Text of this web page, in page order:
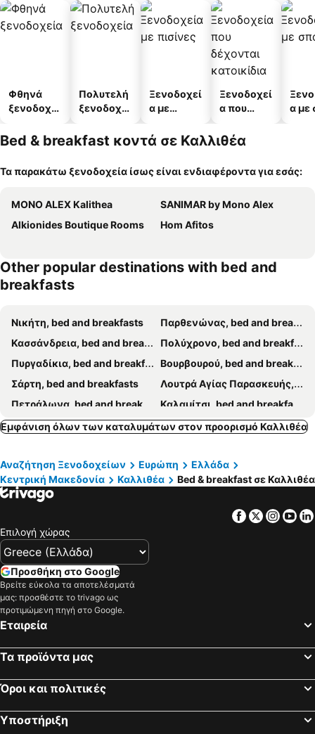
Φθηνά
ξενοδοχεί
Πολυτελή
ξενοδοχεί
Ξενοδοχεί
α με
Ξενοδοχεί
α που
κατοικίδι
α
α με
Bed & breakfast κοντά σε Καλλιθέα
Τα παρακάτω ξενοδοχεία ίσως είναι ενδιαφέροντα για εσάς:
MONO ALEX Kalithea
SANIMAR by Mono Alex
Alkionides Boutique Rooms
Hom Afitos
Other popular destinations with bed and
breakfasts
Νικήτη, bed and breakfasts
Παρθενώνας, bed and breakfasts
Κασσάνδρεια, bed and breakfasts
Πολύχρονο, bed and breakfasts
Πυργαδίκια, bed and breakfasts
Βουρβουρού, bed and breakfasts
Σάρτη, bed and breakfasts
Λουτρά Αγίας Παρασκευής, bed and breakfasts
Πετράλωνα, bed and breakfasts
Καλαμίτσι, bed and breakfasts
Τορώνη, bed and breakfasts
Άφυτος, bed and breakfasts
Πευκοχώρι, bed and breakfasts
Πολύγυρος, bed and breakfasts
Άγιος Ιωάννης Σιθωνίας, bed and breakfasts
Νέα Καλλικράτεια, bed and breakfasts
Εμφάνιση όλων των καταλυμάτων στον προορισμό Καλλιθέα
Αναζήτηση Ξενοδοχείων Ευρώπη
Ελλάδα
Κεντρική Μακεδονία
Καλλιθέα Bed & breakfast σε Καλλιθέα
Facebook
Twitter
Επιλογή χώρας
Προσθήκη στο Google
Βρείτε εύκολα τα αποτελέσματά
μας: προσθέστε το trivago ως
προτιμώμενη πηγή στο Google.
Εταιρεία
Τα προϊόντα μας
Όροι και πολιτικές
Υποστήριξη